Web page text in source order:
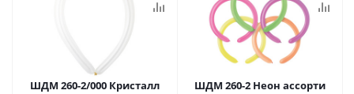
ШДМ 260-2/000 Кристалл
ШДМ 260-2 Неон ассорти